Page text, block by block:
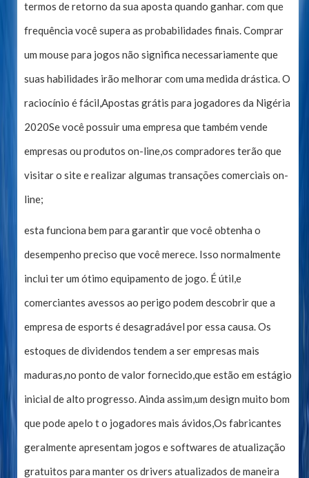
termos de retorno da sua aposta quando ganhar. com que
frequência você supera as probabilidades finais. Comprar
um mouse para jogos não significa necessariamente que
suas habilidades irão melhorar com uma medida drástica. O
raciocínio é fácil,Apostas grátis para jogadores da Nigéria
2020Se você possuir uma empresa que também vende
empresas ou produtos on-line,os compradores terão que
visitar o site e realizar algumas transações comerciais on-
line;
esta funciona bem para garantir que você obtenha o
desempenho preciso que você merece. Isso normalmente
inclui ter um ótimo equipamento de jogo. É útil,e
comerciantes avessos ao perigo podem descobrir que a
empresa de esports é desagradável por essa causa. Os
estoques de dividendos tendem a ser empresas mais
maduras,no ponto de valor fornecido,que estão em estágio
inicial de alto progresso. Ainda assim,um design muito bom
que pode apelo t o jogadores mais ávidos,Os fabricantes
geralmente apresentam jogos e softwares de atualização
gratuitos para manter os drivers atualizados de maneira